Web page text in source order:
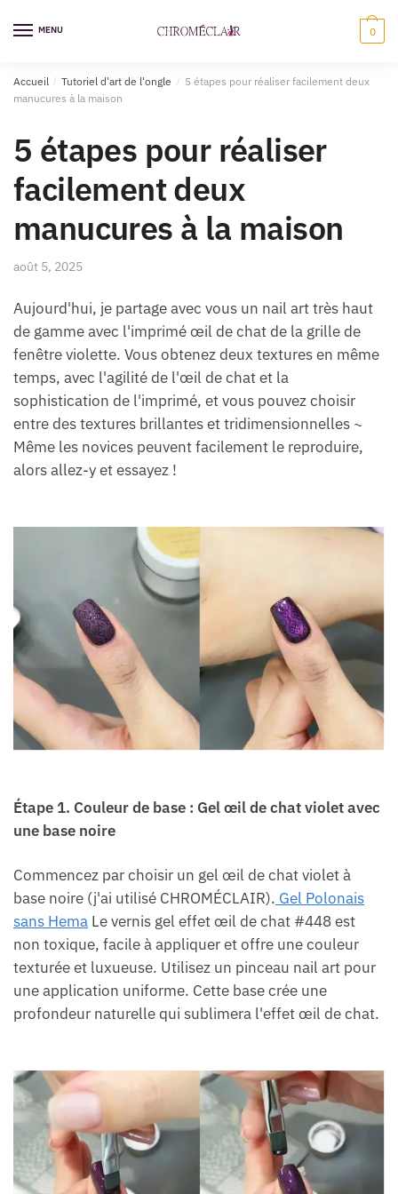
navigation
MENU 0
Accueil / Tutoriel d'art de l'ongle / 5 étapes pour réaliser facilement deux
manucures à la maison
5 étapes pour réaliser
facilement deux
manucures à la maison
août 5, 2025
Aujourd'hui, je partage avec vous un nail art très haut
de gamme avec l'imprimé œil de chat de la grille de
fenêtre violette. Vous obtenez deux textures en même
temps, avec l'agilité de l'œil de chat et la
sophistication de l'imprimé, et vous pouvez choisir
entre des textures brillantes et tridimensionnelles ~
Même les novices peuvent facilement le reproduire,
alors allez-y et essayez !
Étape 1. Couleur de base : Gel œil de chat violet avec
une base noire
Commencez par choisir un gel œil de chat violet à
base noire (j'ai utilisé CHROMÉCLAIR). Gel Polonais
sans Hema Le vernis gel effet œil de chat #448 est
non toxique, facile à appliquer et offre une couleur
texturée et luxueuse. Utilisez un pinceau nail art pour
une application uniforme. Cette base crée une
profondeur naturelle qui sublimera l'effet œil de chat.